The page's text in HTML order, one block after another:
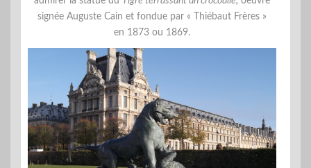
signée Auguste Cain et fondue par « Thiébaut Frères »
en 1873 ou 1869.